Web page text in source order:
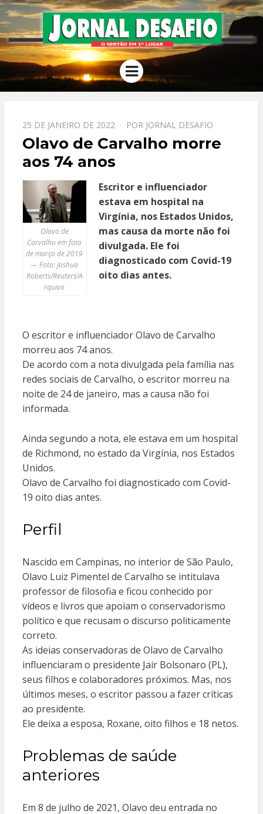
JORNAL
DESAFIO
O Sertão em 1º Lugar
Menu
PPOSTADO
EM
25 DE JANEIRO DE 2022 POR JORNAL DESAFIO
Olavo de Carvalho morre
aos 74 anos
Olavo de
Carvalho em foto
de março de 2019
— Foto: Joshua
Roberts/Reuters/A
rquivo
Escritor e influenciador
estava em hospital na
Virgínia, nos Estados Unidos,
mas causa da morte não foi
divulgada. Ele foi
diagnosticado com Covid-19
oito dias antes.
O escritor e influenciador Olavo de Carvalho
morreu aos 74 anos.
De acordo com a nota divulgada pela família nas
redes sociais de Carvalho, o escritor morreu na
noite de 24 de janeiro, mas a causa não foi
informada.
Ainda segundo a nota, ele estava em um hospital
de Richmond, no estado da Virgínia, nos Estados
Unidos.
Olavo de Carvalho foi diagnosticado com Covid-
19 oito dias antes.
Perfil
Nascido em Campinas, no interior de São Paulo,
Olavo Luiz Pimentel de Carvalho se intitulava
professor de filosofia e ficou conhecido por
vídeos e livros que apoiam o conservadorismo
político e que recusam o discurso politicamente
correto.
As ideias conservadoras de Olavo de Carvalho
influenciaram o presidente Jair Bolsonaro (PL),
seus filhos e colaboradores próximos. Mas, nos
últimos meses, o escritor passou a fazer críticas
ao presidente.
Ele deixa a esposa, Roxane, oito filhos e 18 netos.
Problemas de saúde
anteriores
Em 8 de julho de 2021, Olavo deu entrada no